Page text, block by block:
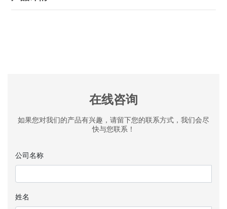
在线咨询
如果您对我们的产品有兴趣，请留下您的联系方式，我们会尽
快与您联系！
公司名称
姓名